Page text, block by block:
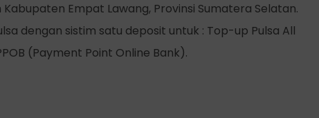
Empat Lawang, Provinsi Sumatera Selatan.
dengan sistim satu deposit untuk : Top-up Pulsa All
(Payment Point Online Bank).